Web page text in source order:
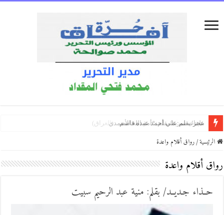
نبض القافية /بقلم:نوار الشاطر
نبضات القلب/ بقلم: عبد القادر رالة
على بابكَ أكتبْ/بقلم:رجاء الغانمي (العراق)
الرئيسية/رواق أقلام واعدة
رواق أقلام واعدة
حــذاء جـديــد/ بقلم: منية عبد الرحيم سبيت